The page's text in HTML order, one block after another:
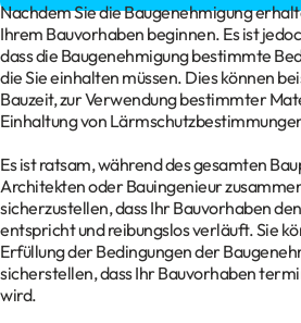
Nachdem Sie die Baugenehmigung
Ihrem Bauvorhaben beginnen. Es ist
dass die Baugenehmigung bestimmte
die Sie einhalten müssen. Dies können
Bauzeit, zur Verwendung bestimmter
Einhaltung von
Es ist ratsam, während des gesamten
Architekten oder Bauingenieur
sicherzustellen, dass Ihr Bauvorhaben
entspricht und reibungslos verläuft. Sie
Erfüllung der Bedingungen der
sicherstellen, dass Ihr Bauvorhaben
wird.